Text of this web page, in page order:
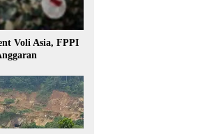
Voli Asia, FPPI